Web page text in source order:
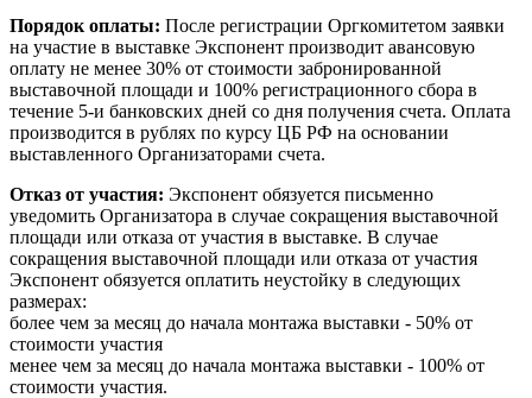
Порядок оплаты: После регистрации Оргкомитетом заявки
на участие в выставке Экспонент производит авансовую
оплату не менее 30% от стоимости забронированной
выставочной площади и 100% регистрационного сбора в
течение 5-и банковских дней со дня получения счета. Оплата
производится в рублях по курсу ЦБ РФ на основании
выставленного Организаторами счета.
Отказ от участия: Экспонент обязуется письменно
уведомить Организатора в случае сокращения выставочной
площади или отказа от участия в выставке. В случае
сокращения выставочной площади или отказа от участия
Экспонент обязуется оплатить неустойку в следующих
размерах:
более чем за месяц до начала монтажа выставки - 50% от
стоимости участия
менее чем за месяц до начала монтажа выставки - 100% от
стоимости участия.